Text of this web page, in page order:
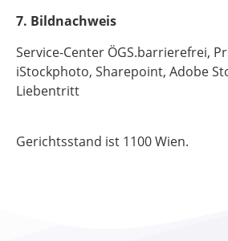
7. Bildnachweis
Service-Center ÖGS.barrierefrei,
iStockphoto, Sharepoint, Adobe
Liebentritt
Gerichtsstand ist 1100 Wien.